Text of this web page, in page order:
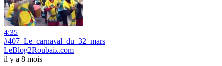
4:35
#407_Le_carnaval_du_32_mars
LeBlog2Roubaix.com
il y a 8 mois